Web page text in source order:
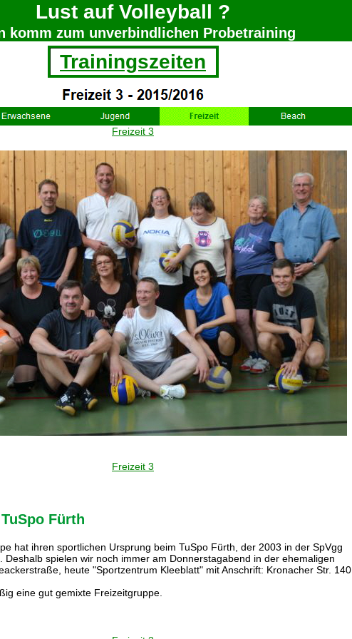
Lust auf Volleyball ?
komm zum unverbindlichen Probetraining
Trainingszeiten
Freizeit 3
Freizeit 3
Fürth
hat ihren sportlichen Ursprung beim TuSpo Fürth, der 2003 in der SpVgg
Deshalb spielen wir noch immer am Donnerstagabend in der ehemaligen
heute "Sportzentrum Kleeblatt" mit Anschrift: Kronacher Str. 140.
eine gut gemixte Freizeitgruppe.